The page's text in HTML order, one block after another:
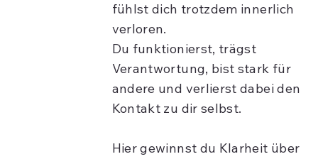
fühlst dich trotzdem innerlich
verloren.
Du funktionierst, trägst
Verantwortung, bist stark für
andere und verlierst dabei den
Kontakt zu dir selbst.
Hier gewinnst du Klarheit über